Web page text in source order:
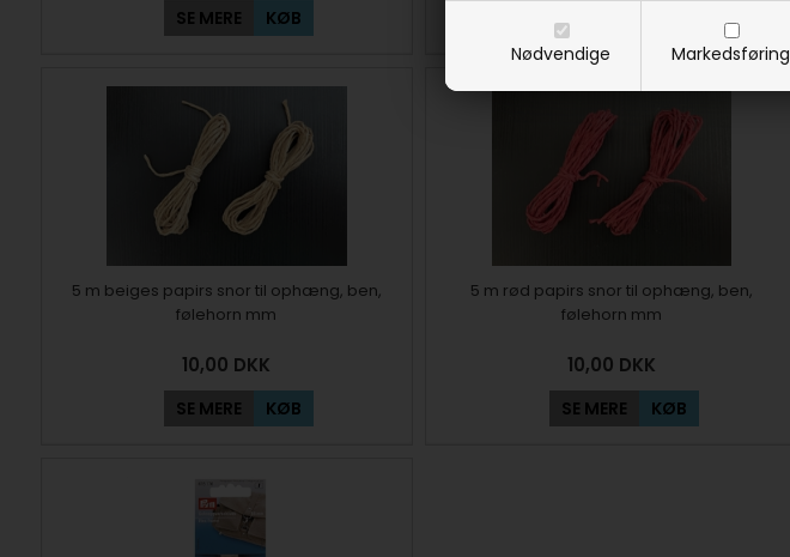
Nødvendige Markedsføring
SE MERE KØB SE MERE
5 m beiges papirs snor til ophæng, ben,
følehorn mm
10,00 DKK
SE MERE KØB
5 m rød papirs snor til ophæng, ben,
følehorn mm
10,00 DKK
SE MERE KØB